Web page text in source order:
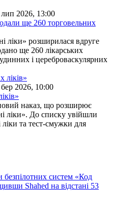
2026, 13:00
ще 260 торговельних
ліки» розширилася вдруге
ще 260 лікарських
і цереброваскулярних
2026, 10:00
наказ, що розширює
ліки». До списку увійшли
ліки та тест-смужки для